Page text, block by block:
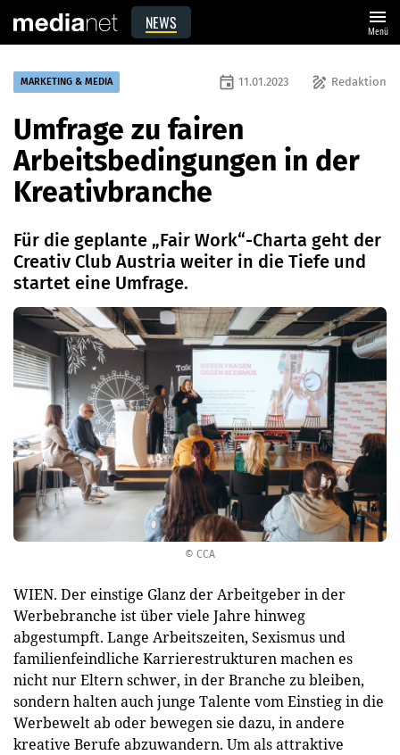
NEWS menu
Menü
© CCA
MARKETING & MEDIA draw Redaktion
event 11.01.2023
Umfrage zu fairen
Arbeitsbedingungen in der
Kreativbranche
Für die geplante „Fair Work“-Charta geht der
Creativ Club Austria weiter in die Tiefe und
startet eine Umfrage.
WIEN. Der einstige Glanz der Arbeitgeber in der
Werbebranche ist über viele Jahre hinweg
abgestumpft. Lange Arbeitszeiten, Sexismus und
familienfeindliche Karrierestrukturen machen es
nicht nur Eltern schwer, in der Branche zu bleiben,
sondern halten auch junge Talente vom Einstieg in die
Werbewelt ab oder bewegen sie dazu, in andere
kreative Berufe abzuwandern. Um als attraktive